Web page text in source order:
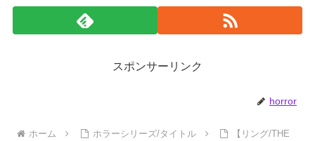
スポンサーリンク
horror
ホーム ホラーシリーズ/タイトル 【リング/THE